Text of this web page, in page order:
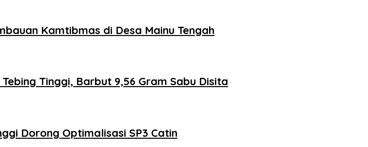
Kamtibmas di Desa Mainu Tengah
Tinggi, Barbut 9,56 Gram Sabu Disita
Dorong Optimalisasi SP3 Catin